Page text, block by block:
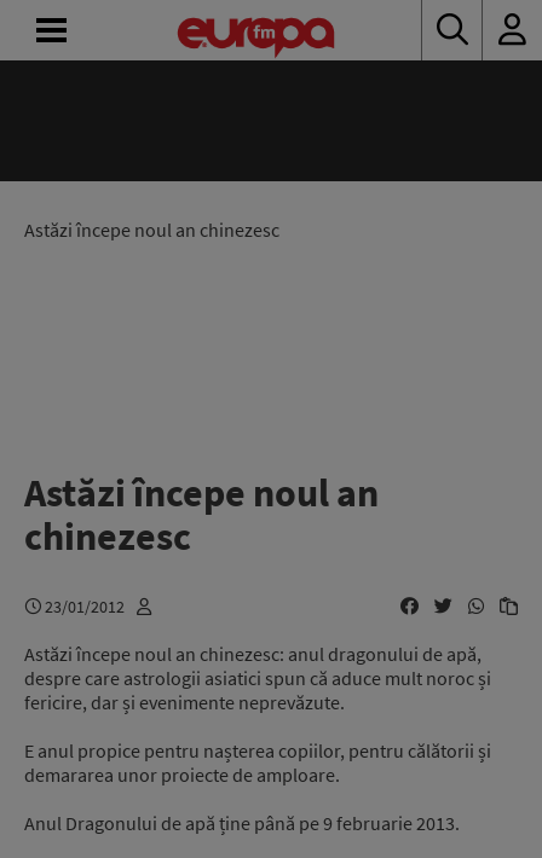
Astăzi începe noul an chinezesc
Astăzi începe noul an
chinezesc
23/01/2012
Astăzi începe noul an chinezesc: anul dragonului de apă,
despre care astrologii asiatici spun că aduce mult noroc și
fericire, dar și evenimente neprevăzute.
E anul propice pentru nașterea copiilor, pentru călătorii și
demararea unor proiecte de amploare.
Anul Dragonului de apă ține până pe 9 februarie 2013.
RADIO